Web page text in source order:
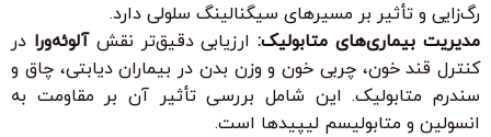
رگ‌زایی و تأثیر بر مسیرهای سیگنالینگ سلولی دارد.
مدیریت بیماری‌های متابولیک:ارزیابی دقیق‌تر نقشآلوئه‌ورا در
کنترل قند خون، چربی خون و وزن بدن در بیماران دیابتی، چاق و
سندرم متابولیک. این شامل بررسی تأثیر آن بر مقاومت به
انسولین و متابولیسم لیپیدها است.